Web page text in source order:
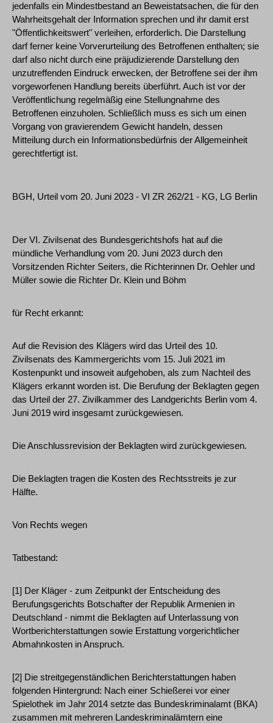
jedenfalls ein Mindestbestand an Beweistatsachen, die für den
Wahrheitsgehalt der Information sprechen und ihr damit erst
"Öffentlichkeitswert" verleihen, erforderlich. Die Darstellung
darf ferner keine Vorverurteilung des Betroffenen enthalten; sie
darf also nicht durch eine präjudizierende Darstellung den
unzutreffenden Eindruck erwecken, der Betroffene sei der ihm
vorgeworfenen Handlung bereits überführt. Auch ist vor der
Veröffentlichung regelmäßig eine Stellungnahme des
Betroffenen einzuholen. Schließlich muss es sich um einen
Vorgang von gravierendem Gewicht handeln, dessen
Mitteilung durch ein Informationsbedürfnis der Allgemeinheit
gerechtfertigt ist.
BGH, Urteil vom 20. Juni 2023 - VI ZR 262/21 - KG, LG Berlin
Der VI. Zivilsenat des Bundesgerichtshofs hat auf die
mündliche Verhandlung vom 20. Juni 2023 durch den
Vorsitzenden Richter Seiters, die Richterinnen Dr. Oehler und
Müller sowie die Richter Dr. Klein und Böhm
für Recht erkannt:
Auf die Revision des Klägers wird das Urteil des 10.
Zivilsenats des Kammergerichts vom 15. Juli 2021 im
Kostenpunkt und insoweit aufgehoben, als zum Nachteil des
Klägers erkannt worden ist. Die Berufung der Beklagten gegen
das Urteil der 27. Zivilkammer des Landgerichts Berlin vom 4.
Juni 2019 wird insgesamt zurückgewiesen.
Die Anschlussrevision der Beklagten wird zurückgewiesen.
Die Beklagten tragen die Kosten des Rechtsstreits je zur
Hälfte.
Von Rechts wegen
Tatbestand:
[1] Der Kläger - zum Zeitpunkt der Entscheidung des
Berufungsgerichts Botschafter der Republik Armenien in
Deutschland - nimmt die Beklagten auf Unterlassung von
Wortberichterstattungen sowie Erstattung vorgerichtlicher
Abmahnkosten in Anspruch.
[2] Die streitgegenständlichen Berichterstattungen haben
folgenden Hintergrund: Nach einer Schießerei vor einer
Spielothek im Jahr 2014 setzte das Bundeskriminalamt (BKA)
zusammen mit mehreren Landeskriminalämtern eine